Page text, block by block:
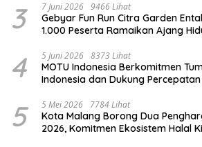
3 7 Juni 2026 9466 Lihat
Gebyar Fun Run Citra Garden
1.000 Peserta Ramaikan Ajang
4 5 Juni 2026 8373 Lihat
MOTU Indonesia Berkomitmen
Indonesia dan Dukung
5 5 Mei 2026 7784 Lihat
Kota Malang Borong Dua
2026, Komitmen Ekosistem Halal